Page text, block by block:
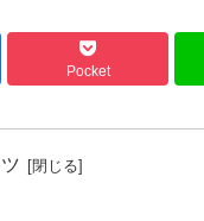
Pocket